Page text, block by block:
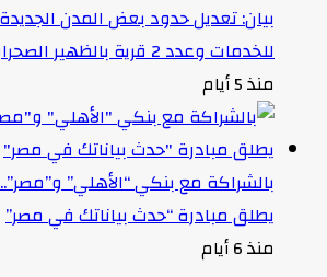
بيان: تعديل حدود بعض المدن
للخدمات وعدد 2 قرية بالظهير الصحراوي
منذ 5 أيام
بالشراكة مع بنكي “الأهلي”
يطلق مبادرة “حدث بياناتك في مصر”
منذ 6 أيام